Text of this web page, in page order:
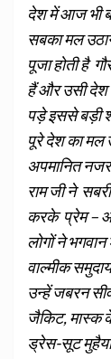
देश में आज भी
सबका मल
पूजा होती है
हैं और उसी देश
पड़े इससे बड़ी
पूरे देश का
अपमानित
राम जी ने
करके प्रेम –
लोगों ने
वाल्मीक
उन्हें जबरन
जैकिट, मास्क
ड्रेस-सूट मुहैया